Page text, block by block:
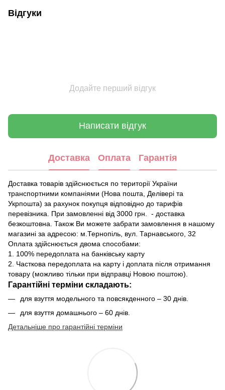
Відгуки
Додайте перший відгук
Написати відгук
Доставка Оплата Гарантія
Доставка товарів здійснюється по території України
транспортними компаніями (Нова пошта, Делівері та
Укрпошта) за рахунок покупця відповідно до тарифів
перевізника. При замовленні від 3000 грн. - доставка
безкоштовна. Також Ви можете забрати замовлення в нашому
магазині за адресою: м.Тернопіль, вул. Тарнавського, 32
Оплата здійснюється двома способами:
1. 100% передоплата на банківську карту
2. Часткова передоплата на карту і доплата після отримання
товару (можливо тільки при відправці Новою поштою).
Гарантійні терміни складають:
для взуття модельного та повсякденного – 30 днів.
для взуття домашнього – 60 днів.
Детальніше про гарантійні терміни